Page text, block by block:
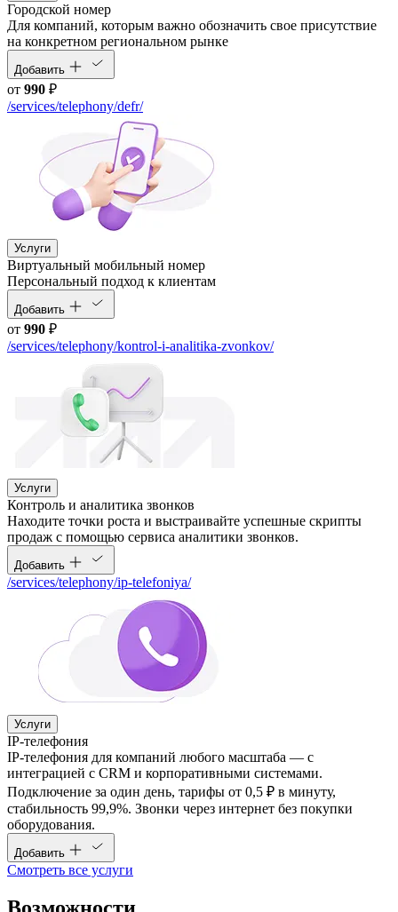
Городской номер
Для компаний, которым важно обозначить свое присутствие
на конкретном региональном рынке
Добавить
от 990 ₽
/services/telephony/defr/
Услуги
Виртуальный мобильный номер
Персональный подход к клиентам
Добавить
от 990 ₽
/services/telephony/kontrol-i-analitika-zvonkov/
Услуги
Контроль и аналитика звонков
Находите точки роста и выстраивайте успешные скрипты
продаж с помощью сервиса аналитики звонков.
Добавить
/services/telephony/ip-telefoniya/
Услуги
IP-телефония
IP-телефония для компаний любого масштаба — с
интеграцией с CRM и корпоративными системами.
Подключение за один день, тарифы от 0,5 ₽ в минуту,
стабильность 99,9%. Звонки через интернет без покупки
оборудования.
Добавить
Смотреть все услуги
Возможности